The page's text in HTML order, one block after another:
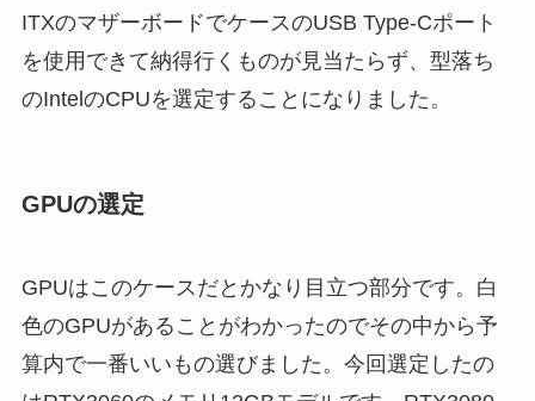
ITXのマザーボードでケースのUSB Type-Cポート
を使用できて納得行くものが見当たらず、型落ち
のIntelのCPUを選定することになりました。
GPUの選定
GPUはこのケースだとかなり目立つ部分です。白
色のGPUがあることがわかったのでその中から予
算内で一番いいもの選びました。今回選定したの